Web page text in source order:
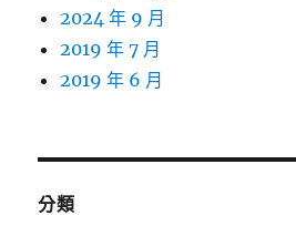
2024 年 9 月
2019 年 7 月
2019 年 6 月
分類